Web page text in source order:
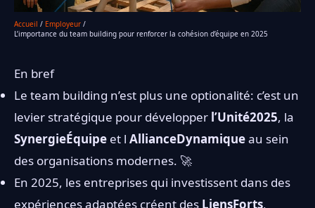
Accueil
Employeur
L’importance du team building pour renforcer la cohésion d’équipe en 2025
En bref
Le team building n’est plus une optionalité: c’est un
levier stratégique pour développer l’Unité2025, la
SynergieÉquipe et l AllianceDynamiqueau sein
des organisations modernes. 🚀
En 2025, les entreprises qui investissent dans des
expériences adaptées créent des LiensForts,